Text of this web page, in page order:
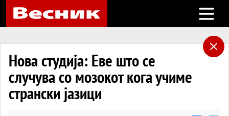
Open
Нова студија: Еве што се
случува со мозокот кога учиме
странски јазици